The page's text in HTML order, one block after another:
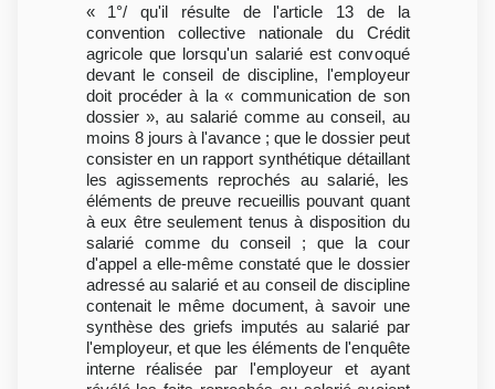
« 1°/ qu'il résulte de l'article 13 de la
convention collective nationale du Crédit
agricole que lorsqu'un salarié est convoqué
devant le conseil de discipline, l'employeur
doit procéder à la « communication de son
dossier », au salarié comme au conseil, au
moins 8 jours à l'avance ; que le dossier peut
consister en un rapport synthétique détaillant
les agissements reprochés au salarié, les
éléments de preuve recueillis pouvant quant
à eux être seulement tenus à disposition du
salarié comme du conseil ; que la cour
d'appel a elle-même constaté que le dossier
adressé au salarié et au conseil de discipline
contenait le même document, à savoir une
synthèse des griefs imputés au salarié par
l'employeur, et que les éléments de l'enquête
interne réalisée par l'employeur et ayant